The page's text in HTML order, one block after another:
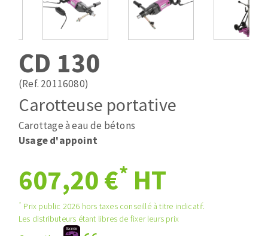
Pose des joints
Nettoyage
Mèches
Fraises carbure
Fers et plaquettes
Lames de scie à ruban
ABRASIFS APPLIQUÉS
Disques auto-agrippant
Patins
Bandes abrasives
Disques fibre et papier
Feuilles 230 x 280 mm
Cales à poncer et patins
Eponges abrasive
DISQUES ABRASIFS
Meules d'ébarbage
TRAITEMENT DE SURFACE
CD 130
(Ref. 20116080)
Carotteuse portative
Carottage à eau de bétons
Usage d'appoint
607,20 €* HT
* Prix public 2026 hors taxes conseillé à titre indicatif.
Les distributeurs étant libres de fixer leurs prix